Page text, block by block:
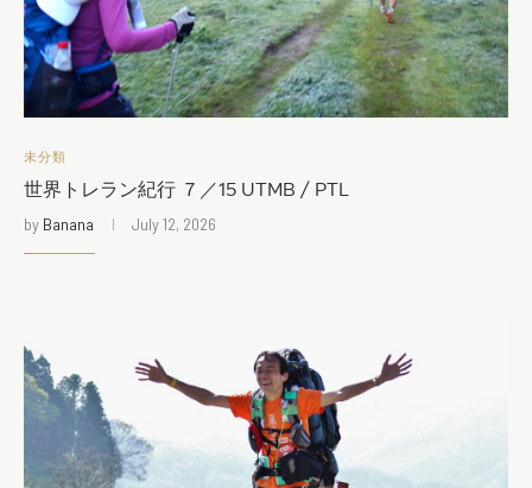
未分類
世界トレラン紀行 ７／15 UTMB / PTL
by Banana July 12, 2026